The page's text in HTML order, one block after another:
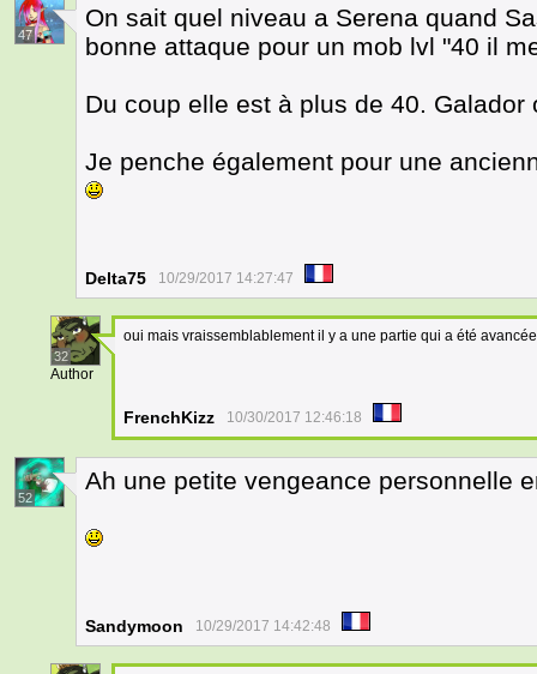
47
On sait quel niveau a Serena quand
bonne attaque pour un mob lvl "40 il
Du coup elle est à plus de 40. Galador
Je penche également pour une
Delta75 10/29/2017 14:27:47
32
Author
oui mais vraissemblablement il y a une partie qui a été
FrenchKizz 10/30/2017 12:46:18
52
Ah une petite vengeance personnelle
Sandymoon 10/29/2017 14:42:48